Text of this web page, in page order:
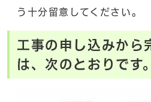
う十分留意してください。
工事の申し込みから
は、次のとおりです。